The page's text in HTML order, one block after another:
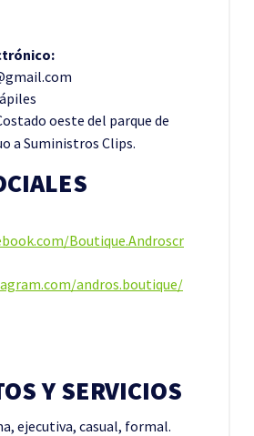
oeste del parque de
a Suministros Clips.
Boutique.Androscr
andros.boutique/
Y SERVICIOS
ejecutiva, casual, formal.